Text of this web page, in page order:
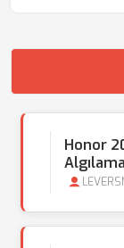
Honor